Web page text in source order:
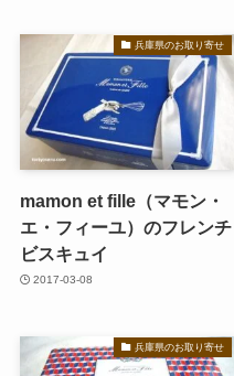
兵庫県のお取り寄せ
mamon et fille（マモン・
エ・フィーユ）のフレンチ
ビスキュイ
2017-03-08
兵庫県のお取り寄せ